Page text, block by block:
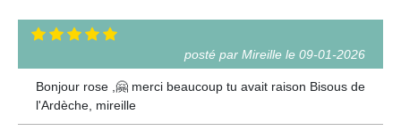
posté par Mireille le 09-01-2026
Bonjour rose ,🤗 merci beaucoup tu avait raison Bisous de
l'Ardèche, mireille